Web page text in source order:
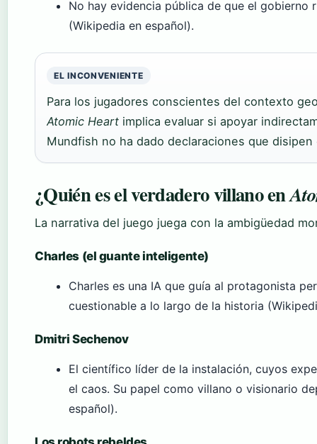
No hay evidencia pública de que el
(Wikipedia en español).
EL INCONVENIENTE
Para los jugadores conscientes del contexto
Atomic Heart implica evaluar si apoyar
Mundfish no ha dado declaraciones que disipen
¿Quién es el verdadero villano en
La narrativa del juego juega con la ambigüedad
Charles (el guante inteligente)
Charles es una IA que guía al protagonista
cuestionable a lo largo de la historia
Dmitri Sechenov
El científico líder de la instalación, cuyos
el caos. Su papel como villano o visionario
español).